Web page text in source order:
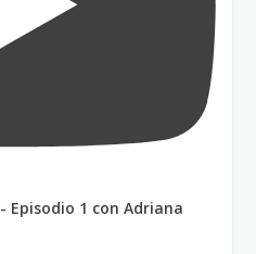
Episodio 1 con Adriana